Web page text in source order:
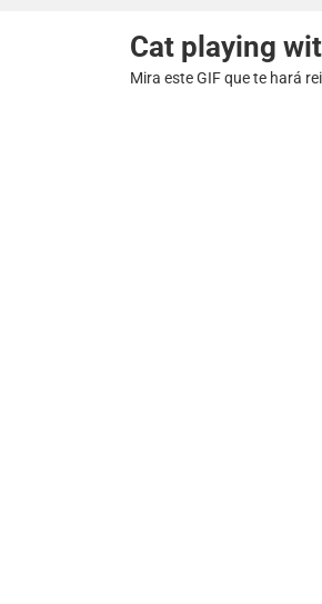
Cat playing
Mira este GIF que te hará